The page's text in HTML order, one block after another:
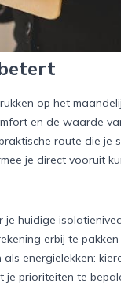
op het
en de waarde
route die je
je direct vooruit
huidige
erbij te
energielekken:
prioriteiten te